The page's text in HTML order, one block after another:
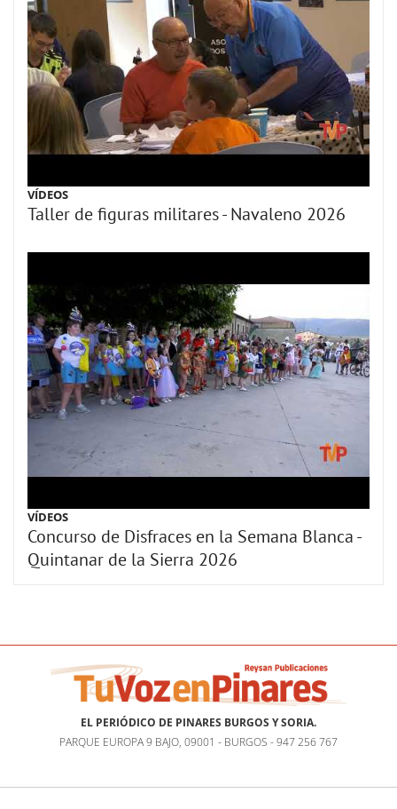
VÍDEOS
Taller de figuras militares - Navaleno 2026
VÍDEOS
Concurso de Disfraces en la Semana Blanca -
Quintanar de la Sierra 2026
EL PERIÓDICO DE PINARES BURGOS Y SORIA.
PARQUE EUROPA 9 BAJO, 09001 - BURGOS - 947 256 767